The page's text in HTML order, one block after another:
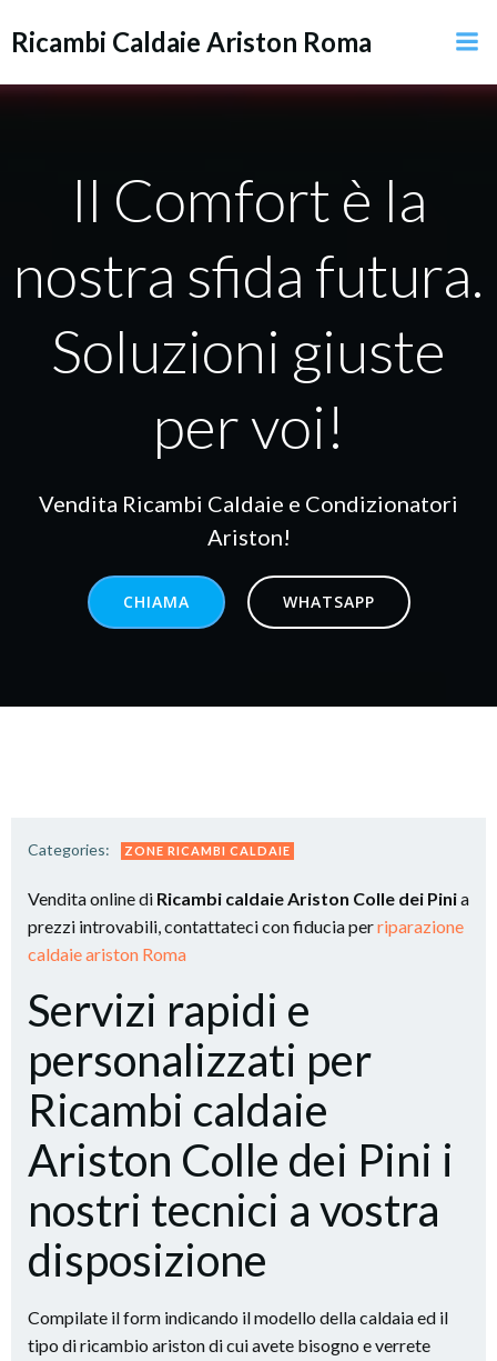
al
Ricambi Caldaie Ariston Roma
Il Comfort è la
nostra sfida futura.
Soluzioni giuste
per voi!
Vendita Ricambi Caldaie e Condizionatori
Ariston!
CHIAMA WHATSAPP
Categories: ZONE RICAMBI CALDAIE
Vendita online di Ricambi caldaie Ariston Colle dei Pinia
prezzi introvabili, contattateci con fiducia perriparazione
caldaie ariston Roma
Servizi rapidi e
personalizzati per
Ricambi caldaie
Ariston Colle dei Pini i
nostri tecnici a vostra
disposizione
Compilate il form indicando il modello della caldaia ed il
tipo di ricambio ariston di cui avete bisogno e verrete